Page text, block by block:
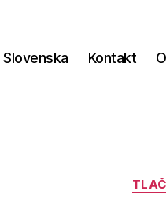
Kontakt